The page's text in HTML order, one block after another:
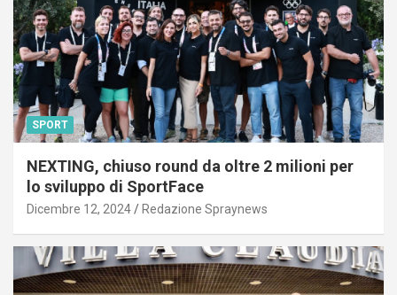
SPORT
NEXTING, chiuso round da oltre 2 milioni per
lo sviluppo di SportFace
Dicembre 12, 2024 Redazione Spraynews